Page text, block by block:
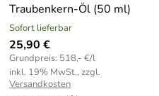
Traubenkern-Öl (50 ml)
Sofort lieferbar
25,90 €
Grundpreis: 518,- €/l
inkl. 19% MwSt., zzgl.
Versandkosten